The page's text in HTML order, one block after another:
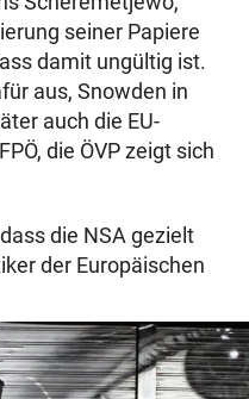
seiner Papiere
damit ungültig ist.
aus, Snowden in
auch die EU-
die ÖVP zeigt sich
die NSA gezielt
der Europäischen